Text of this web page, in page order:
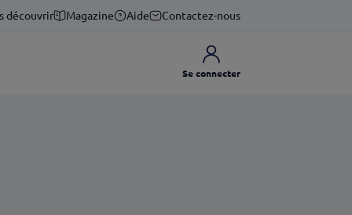
découvrir Magazine Aide Contactez-nous
Se connecter